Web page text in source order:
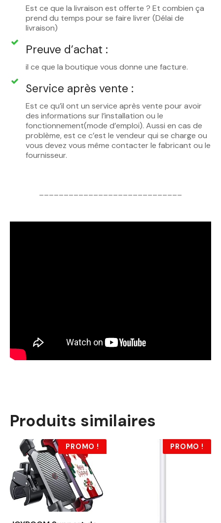
Est ce que la livraison est offerte ? Et combien ça
prend du temps pour se faire livrer (Délai de
livraison)
Preuve d’achat :
il ce que la boutique vous donne une facture.
Service après vente :
Est ce qu’il ont un service après vente pour avoir
des informations sur l’installation ou le
fonctionnement(mode d’emploi). Aussi en cas de
problème, est ce c’est le vendeur qui se charge ou
vous devez vous même contacter le fabricant ou le
fournisseur.
Produits similaires
PROMO ! PROMO !